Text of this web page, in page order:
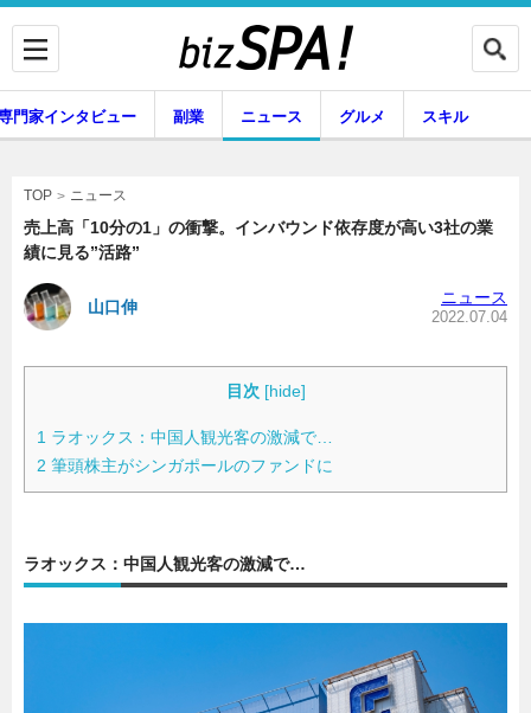
専門家インタビュー
暮らし
門家インタビュー 副業 ニュース グルメ スキル
TOP ニュース
売上高「10分の1」の衝撃。インバウンド依存度が高い3社の業
績に見る”活路”
山口伸 ニュース
2022.07.04
目次 [hide]
1 ラオックス：中国人観光客の激減で…
2 筆頭株主がシンガポールのファンドに
ラオックス：中国人観光客の激減で…